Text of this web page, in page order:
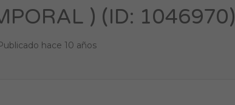
) (ID: 1046970)
hace 10 años